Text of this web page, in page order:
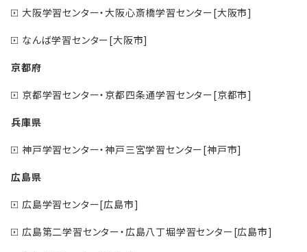
大阪学習センター・大阪心斎橋学習センター[大阪市]
なんば学習センター[大阪市]
京都府
京都学習センター・京都四条通学習センター[京都市]
兵庫県
神戸学習センター・神戸三宮学習センター[神戸市]
広島県
広島学習センター[広島市]
広島第二学習センター・広島八丁堀学習センター[広島市]